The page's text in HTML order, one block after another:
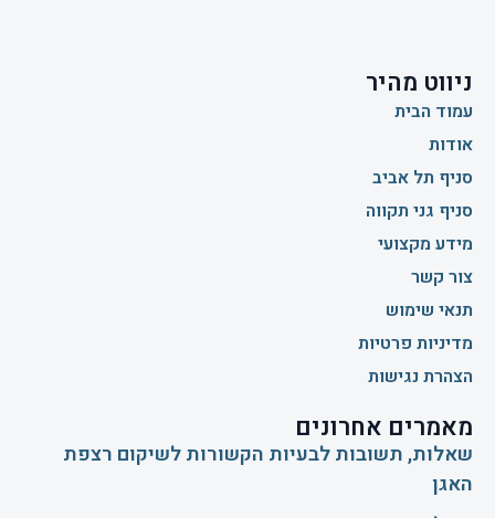
ניווט מהיר
עמוד הבית
אודות
סניף תל אביב
סניף גני תקווה
מידע מקצועי
צור קשר
תנאי שימוש
מדיניות פרטיות
הצהרת נגישות
מאמרים אחרונים
שאלות, תשובות לבעיות הקשורות לשיקום רצפת
האגן